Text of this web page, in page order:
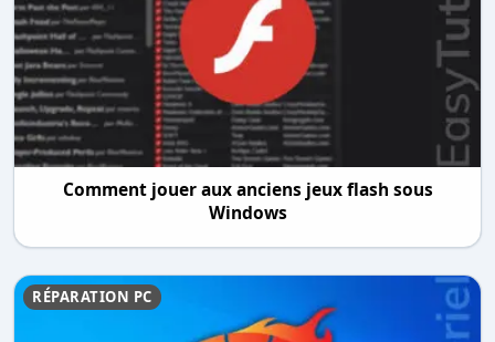
Comment jouer aux anciens jeux flash sous
Windows
RÉPARATION PC